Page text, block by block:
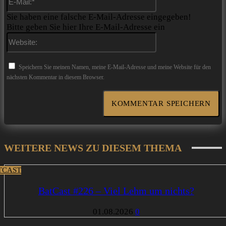
Sie haben eine falsche E-Mail-Adresse eingegeben!
Bitte geben Sie hier Ihre E-Mail-Adresse ein
Speichern Sie meinen Namen, meine E-Mail-Adresse und meine Website für den
nächsten Kommentar in diesem Browser.
WEITERE NEWS ZU DIESEM THEMA
BatCast #226 – Viel Lehm um nichts?
01.08.2026 0